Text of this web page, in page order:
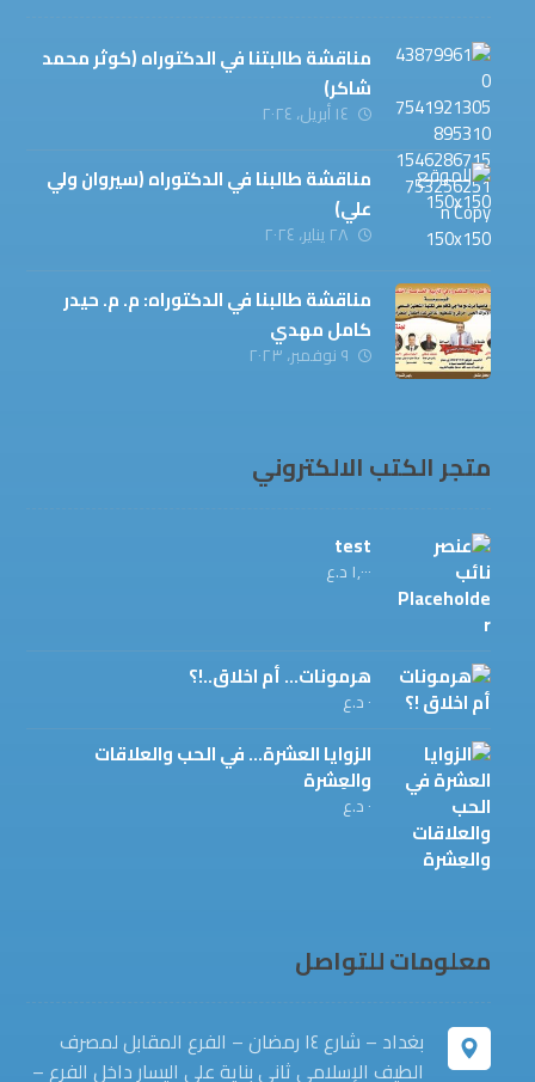
مناقشة طالبتنا في الدكتوراه (كوثر محمد
شاكر)
١٤ أبريل، ٢٠٢٤
مناقشة طالبنا في الدكتوراه (سيروان ولي
علي)
٢٨ يناير، ٢٠٢٤
مناقشة طالبنا في الدكتوراه: م. م. حيدر
كامل مهدي
٩ نوفمبر، ٢٠٢٣
متجر الكتب الالكتروني
test
١,٠٠٠ د.ع
هرمونات... أم اخلاق..!؟
٠د.ع
الزوايا العشرة... في الحب والعلاقات
والعِشرة
٠د.ع
معلومات للتواصل
بغداد – شارع ١٤ رمضان – الفرع المقابل لمصرف
الطيف الإسلامي ثاني بناية على اليسار داخل الفرع –